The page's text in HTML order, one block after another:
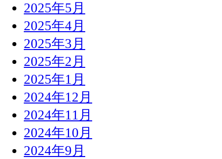
2025年5月
2025年4月
2025年3月
2025年2月
2025年1月
2024年12月
2024年11月
2024年10月
2024年9月